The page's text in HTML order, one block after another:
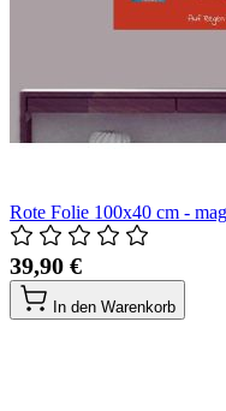
Rote Folie 100x40 cm -
39,90 €
In den Warenkorb